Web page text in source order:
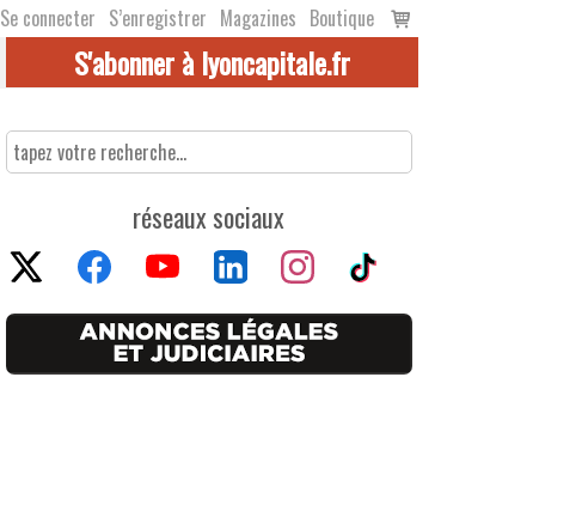
Se connecter S’enregistrer Magazines Boutique
Voir
le
S'abonner à lyoncapitale.fr
réseaux sociaux